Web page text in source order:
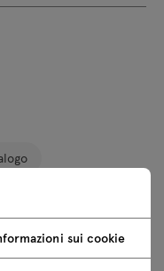
collezionesui cookie